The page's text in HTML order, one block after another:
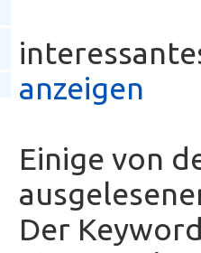
anzeigen
Einige von
Der